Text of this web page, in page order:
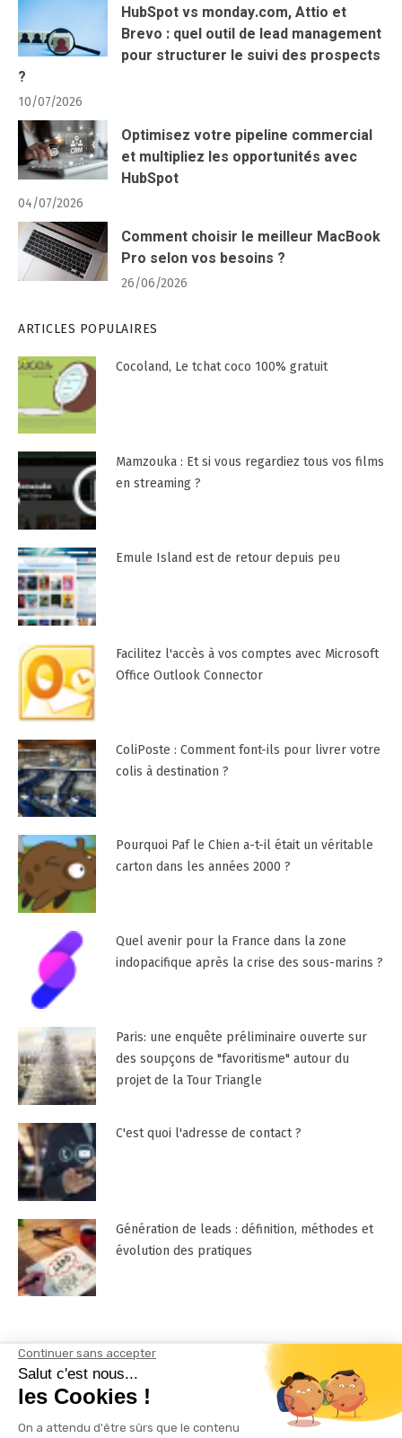
HubSpot vs monday.com, Attio et
Brevo : quel outil de lead management
pour structurer le suivi des prospects
?
10/07/2026
Optimisez votre pipeline commercial
et multipliez les opportunités avec
HubSpot
04/07/2026
Comment choisir le meilleur MacBook
Pro selon vos besoins ?
26/06/2026
ARTICLES POPULAIRES
Cocoland, Le tchat coco 100% gratuit
Mamzouka : Et si vous regardiez tous vos films
en streaming ?
Emule Island est de retour depuis peu
Facilitez l'accès à vos comptes avec Microsoft
Office Outlook Connector
ColiPoste : Comment font-ils pour livrer votre
colis à destination ?
Pourquoi Paf le Chien a-t-il était un véritable
carton dans les années 2000 ?
Quel avenir pour la France dans la zone
indopacifique après la crise des sous-marins ?
Paris: une enquête préliminaire ouverte sur
des soupçons de "favoritisme" autour du
projet de la Tour Triangle
C'est quoi l'adresse de contact ?
Génération de leads : définition, méthodes et
évolution des pratiques
Mentions Légales